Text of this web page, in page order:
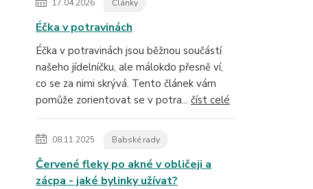
17.04.2026 Články
Éčka v potravinách
Éčka v potravinách jsou běžnou součástí
našeho jídelníčku, ale málokdo přesně ví,
co se za nimi skrývá. Tento článek vám
pomůže zorientovat se v potra... číst celé
08.11.2025 Babské rady
Červené fleky po akné v obličeji a
zácpa - jaké bylinky užívat?